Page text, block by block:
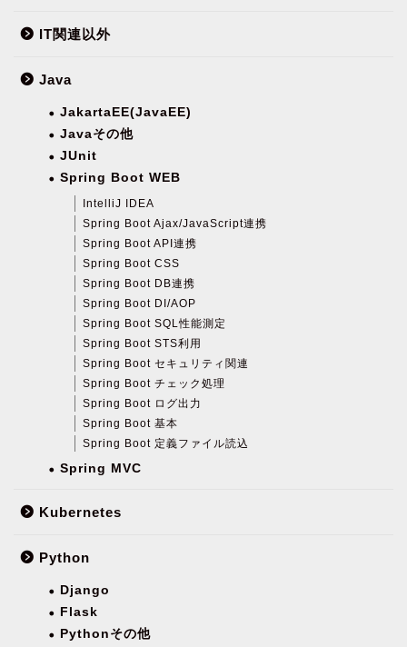
IT関連以外
Java
JakartaEE(JavaEE)
Javaその他
JUnit
Spring Boot WEB
IntelliJ IDEA
Spring Boot Ajax/JavaScript連携
Spring Boot API連携
Spring Boot CSS
Spring Boot DB連携
Spring Boot DI/AOP
Spring Boot SQL性能測定
Spring Boot STS利用
Spring Boot セキュリティ関連
Spring Boot チェック処理
Spring Boot ログ出力
Spring Boot 基本
Spring Boot 定義ファイル読込
Spring MVC
Kubernetes
Python
Django
Flask
Pythonその他